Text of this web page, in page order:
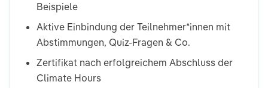
Beispiele
Aktive Einbindung der Teilnehmer*innen mit
Abstimmungen, Quiz-Fragen & Co.
Zertifikat nach erfolgreichem Abschluss der
Climate Hours